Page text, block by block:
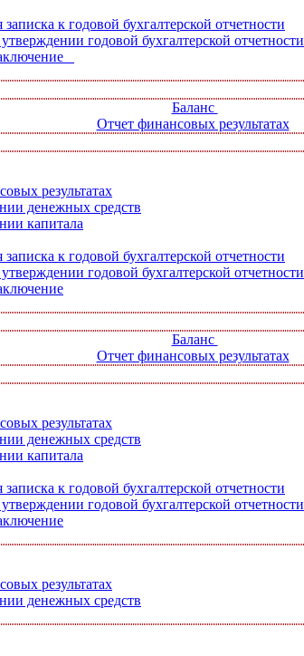
к годовой бухгалтерской отчетности
годовой бухгалтерской отчетности
Баланс
Отчет финансовых результатах
результатах
денежных средств
капитала
к годовой бухгалтерской отчетности
годовой бухгалтерской отчетности
Баланс
Отчет финансовых результатах
результатах
денежных средств
капитала
к годовой бухгалтерской отчетности
годовой бухгалтерской отчетности
результатах
денежных средств